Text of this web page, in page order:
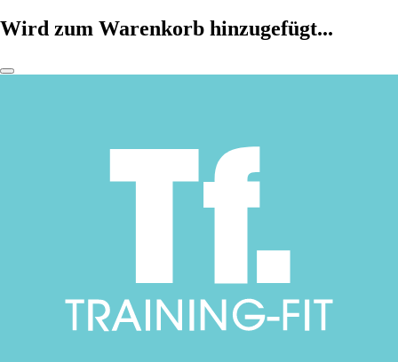
Wird zum Warenkorb hinzugefügt...